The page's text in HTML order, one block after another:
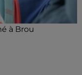
à Brou